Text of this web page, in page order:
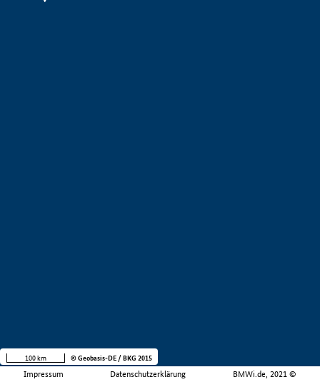
Impressum Datenschutzerklärung BMWi.de, 2021 ©
100 km © Geobasis-DE / BKG 2015